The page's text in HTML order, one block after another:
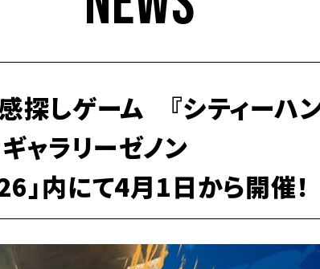
探しゲーム 『シティーハ
ャラリーゼノン
内にて4月1日から開催！